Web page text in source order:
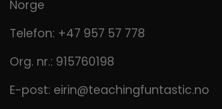
Norge
Telefon: +47 957 57 778
Org. nr.: 915760198
E-post: eirin@teachingfuntastic.no